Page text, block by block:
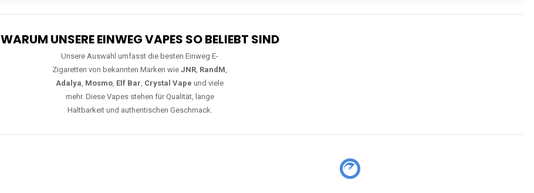
WARUM UNSERE EINWEG VAPES SO BELIEBT SIND
Unsere Auswahl umfasst die besten Einweg E-
Zigaretten von bekannten Marken wie JNR, RandM,
Adalya, Mosmo, Elf Bar, Crystal Vape und viele
mehr. Diese Vapes stehen für Qualität, lange
Haltbarkeit und authentischen Geschmack.